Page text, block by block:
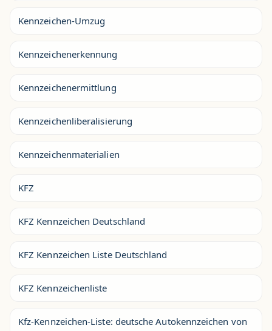
Kennzeichen-Umzug
Kennzeichenerkennung
Kennzeichenermittlung
Kennzeichenliberalisierung
Kennzeichenmaterialien
KFZ
KFZ Kennzeichen Deutschland
KFZ Kennzeichen Liste Deutschland
KFZ Kennzeichenliste
Kfz-Kennzeichen-Liste: deutsche Autokennzeichen von